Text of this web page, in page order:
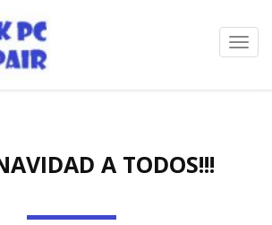
A TODOS!!!